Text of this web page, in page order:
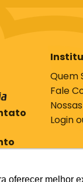
oferecer melhor
Quem
Fale
Login